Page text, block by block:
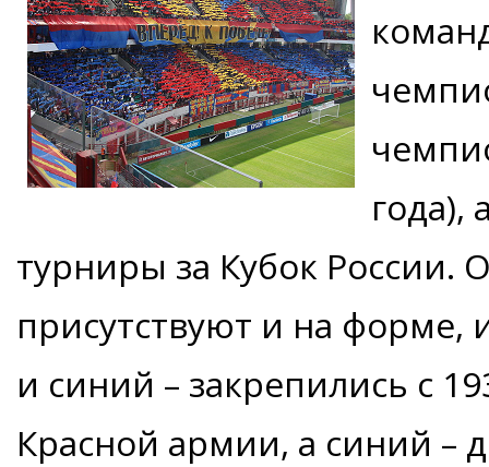
года),
турниры за Кубок России.
присутствуют и на форме,
и синий – закрепились с
Красной армии, а синий –